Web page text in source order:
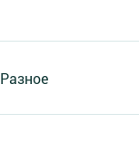
Разное